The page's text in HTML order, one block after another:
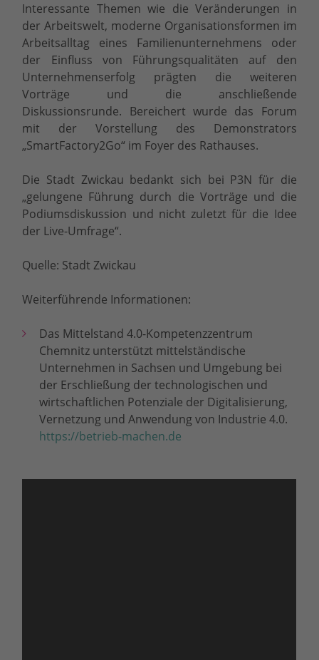
Interessante Themen wie die Veränderungen in
der Arbeitswelt, moderne Organisationsformen im
Arbeitsalltag eines Familienunternehmens oder
der Einfluss von Führungsqualitäten auf den
Unternehmenserfolg prägten die weiteren
Vorträge und die anschließende
Diskussionsrunde. Bereichert wurde das Forum
mit der Vorstellung des Demonstrators
„SmartFactory2Go“ im Foyer des Rathauses.
Die Stadt Zwickau bedankt sich bei P3N für die
„gelungene Führung durch die Vorträge und die
Podiumsdiskussion und nicht zuletzt für die Idee
der Live-Umfrage“.
Quelle: Stadt Zwickau
Weiterführende Informationen:
Das Mittelstand 4.0-Kompetenzzentrum
Chemnitz unterstützt mittelständische
Unternehmen in Sachsen und Umgebung bei
der Erschließung der technologischen und
wirtschaftlichen Potenziale der Digitalisierung,
Vernetzung und Anwendung von Industrie 4.0.
https://betrieb-machen.de